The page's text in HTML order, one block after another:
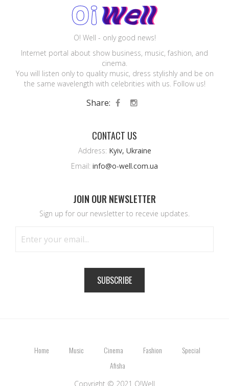
O! Well - only good news!
Internet portal about show business, music, fashion, and
cinema.
You will listen only to quality music, dress stylishly and be on
the same wavelength with celebrities with us. Follow us!
Share:
CONTACT US
Address: Kyiv, Ukraine
Email: info@o-well.com.ua
JOIN OUR NEWSLETTER
Sign up for our newsletter to recevie updates.
SUBSCRIBE
Home Music Cinema Fashion
Special
Afisha
Copyright © 2021 O!Well